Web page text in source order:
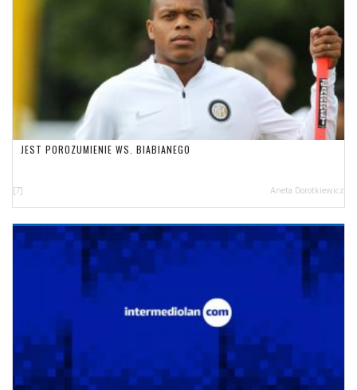
JEST POROZUMIENIE WS. BIABIANEGO
[7] Aneta Dorotkiewicz